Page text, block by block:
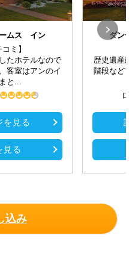
ムス イン
ミ】
たホテルなので
客室はアンのイ
と...
を見る
見る
ダン
歴史遺産
階段など
込み